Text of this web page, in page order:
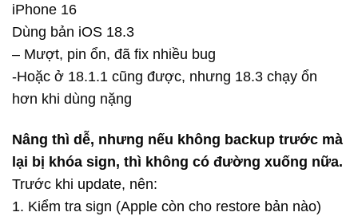
iPhone 16
Dùng bản iOS 18.3
– Mượt, pin ổn, đã fix nhiều bug
-Hoặc ở 18.1.1 cũng được, nhưng 18.3 chạy ổn
hơn khi dùng nặng
Nâng thì dễ, nhưng nếu không backup trước mà
lại bị khóa sign, thì không có đường xuống nữa.
Trước khi update, nên:
1. Kiểm tra sign (Apple còn cho restore bản nào)